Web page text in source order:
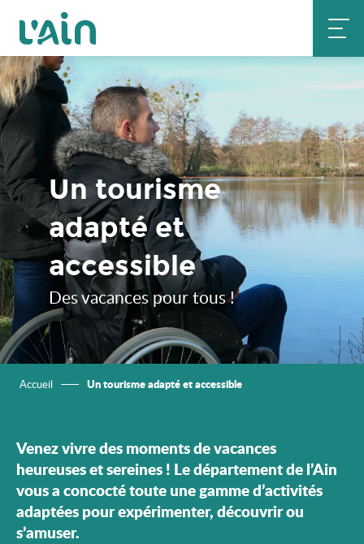
contenu
principal
Un tourisme
adapté et
accessible
Des vacances pour tous !
Accueil Un tourisme adapté et accessible
Venez vivre des moments de vacances
heureuses et sereines ! Le département de l’Ain
vous a concocté toute une gamme d’activités
adaptées pour expérimenter, découvrir ou
s’amuser.